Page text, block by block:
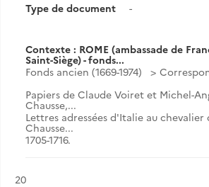
Type de document
-
Contexte : ROME (ambassade de
Saint-Siège) - fonds...
Fonds ancien (1669-1974)
Papiers de Claude Voiret et Michel-
Chausse,...
Lettres adressées d'Italie au chevalier
Chausse...
1705-1716.
Résultat n°
20